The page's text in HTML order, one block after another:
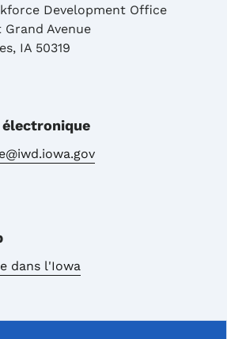
Development Office
Grand Avenue
, IA 50319
électronique
dans l'Iowa